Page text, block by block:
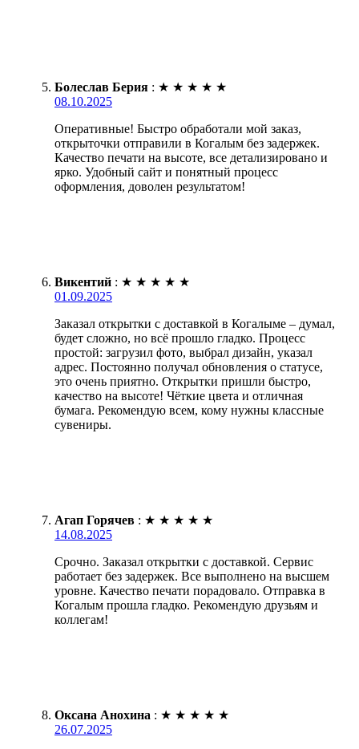
Болеслав Берия : ★ ★ ★ ★ ★
08.10.2025
Оперативные! Быстро обработали мой заказ,
открыточки отправили в Когалым без задержек.
Качество печати на высоте, все детализировано и
ярко. Удобный сайт и понятный процесс
оформления, доволен результатом!
Викентий : ★ ★ ★ ★ ★
01.09.2025
Заказал открытки с доставкой в Когалыме – думал,
будет сложно, но всё прошло гладко. Процесс
простой: загрузил фото, выбрал дизайн, указал
адрес. Постоянно получал обновления о статусе,
это очень приятно. Открытки пришли быстро,
качество на высоте! Чёткие цвета и отличная
бумага. Рекомендую всем, кому нужны классные
сувениры.
Агап Горячев : ★ ★ ★ ★ ★
14.08.2025
Срочно. Заказал открытки с доставкой. Сервис
работает без задержек. Все выполнено на высшем
уровне. Качество печати порадовало. Отправка в
Когалым прошла гладко. Рекомендую друзьям и
коллегам!
Оксана Анохина : ★ ★ ★ ★ ★
26.07.2025